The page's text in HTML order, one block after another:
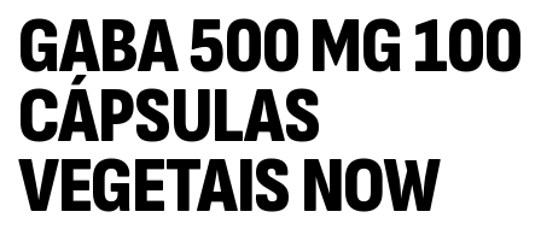
GABA 500 MG 100
CÁPSULAS
VEGETAIS NOW